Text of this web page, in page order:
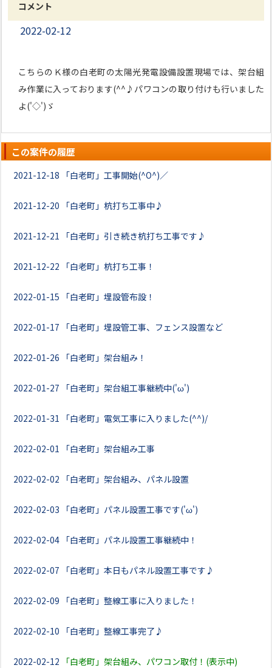
コメント
2022-02-12
こちらのＫ様の白老町の太陽光発電設備設置現場では、架台組
み作業に入っております(^^♪パワコンの取り付けも行いました
よ('◇')ゞ
この案件の履歴
2021-12-18 「白老町」工事開始(^O^)／
2021-12-20 「白老町」杭打ち工事中♪
2021-12-21 「白老町」引き続き杭打ち工事です♪
2021-12-22 「白老町」杭打ち工事！
2022-01-15 「白老町」埋設管布設！
2022-01-17 「白老町」埋設管工事、フェンス設置など
2022-01-26 「白老町」架台組み！
2022-01-27 「白老町」架台組工事継続中('ω')
2022-01-31 「白老町」電気工事に入りました(^^)/
2022-02-01 「白老町」架台組み工事
2022-02-02 「白老町」架台組み、パネル設置
2022-02-03 「白老町」パネル設置工事です('ω')
2022-02-04 「白老町」パネル設置工事継続中！
2022-02-07 「白老町」本日もパネル設置工事です♪
2022-02-09 「白老町」整線工事に入りました！
2022-02-10 「白老町」整線工事完了♪
2022-02-12 「白老町」架台組み、パワコン取付！(表示中)